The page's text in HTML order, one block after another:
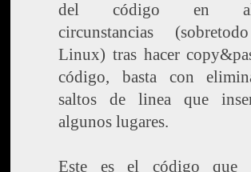
del código en
circunstancias
Linux) tras hacer
código, basta con
saltos de linea que
algunos lugares.
Este es el código que